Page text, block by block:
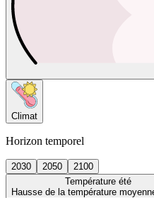
Climat
Horizon temporel
2030 2050
2100
Température été
Hausse de la température